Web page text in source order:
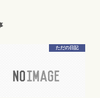
ただの日記